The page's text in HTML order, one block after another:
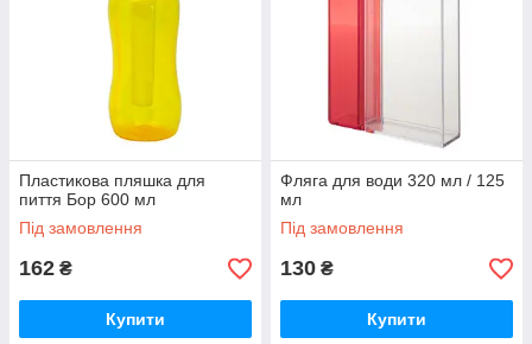
Пластикова пляшка для
пиття Бор 600 мл
Під замовлення
162 ₴
Купити
Фляга для води 320 мл / 125
мл
Під замовлення
130 ₴
Купити